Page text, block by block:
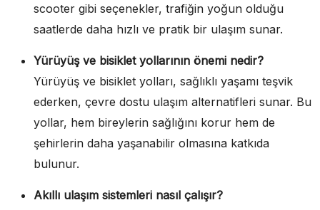
scooter gibi seçenekler, trafiğin yoğun olduğu
saatlerde daha hızlı ve pratik bir ulaşım sunar.
Yürüyüş ve bisiklet yollarının önemi nedir?
Yürüyüş ve bisiklet yolları, sağlıklı yaşamı teşvik
ederken, çevre dostu ulaşım alternatifleri sunar. Bu
yollar, hem bireylerin sağlığını korur hem de
şehirlerin daha yaşanabilir olmasına katkıda
bulunur.
Akıllı ulaşım sistemleri nasıl çalışır?